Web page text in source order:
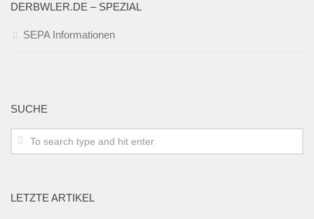
DERBWLER.DE – SPEZIAL
SEPA Informationen
SUCHE
LETZTE ARTIKEL